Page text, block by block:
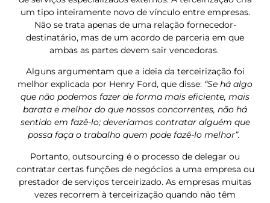
um tipo inteiramente novo de vínculo entre empresas.
Não se trata apenas de uma relação fornecedor-
destinatário, mas de um acordo de parceria em que
ambas as partes devem sair vencedoras.
Alguns argumentam que a ideia da terceirização foi
melhor explicada por Henry Ford, que disse: “Se há algo
que não podemos fazer de forma mais eficiente, mais
barata e melhor do que nossos concorrentes, não há
sentido em fazê-lo; deveríamos contratar alguém que
possa faça o trabalho quem pode fazê-lo melhor”.
Portanto, outsourcing é o processo de delegar ou
contratar certas funções de negócios a uma empresa ou
prestador de serviços terceirizado. As empresas muitas
vezes recorrem à terceirização quando não têm